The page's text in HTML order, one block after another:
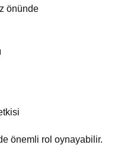
önünde
önemli rol oynayabilir.